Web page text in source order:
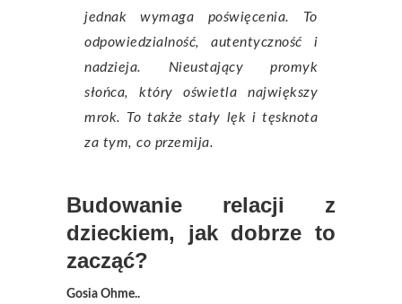
jednak wymaga poświęcenia. To
odpowiedzialność, autentyczność i
nadzieja. Nieustający promyk
słońca, który oświetla największy
mrok. To także stały lęk i tęsknota
za tym, co przemija.
Budowanie relacji z
dzieckiem, jak dobrze to
zacząć?
Gosia Ohme..